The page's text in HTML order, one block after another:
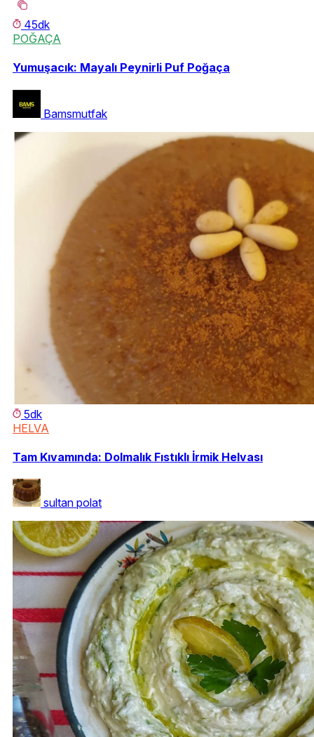
45dk
POĞAÇA
Yumuşacık: Mayalı Peynirli Puf Poğaça
Bamsmutfak
5dk
HELVA
Tam Kıvamında: Dolmalık Fıstıklı İrmik Helvası
sultan polat